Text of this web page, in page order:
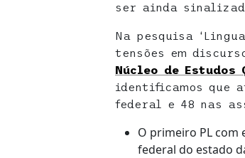
ser ainda
Na pesquisa
tensões em
Núcleo de Estudos
identificamos que
federal e 48 nas
O primeiro PL com
federal do estado